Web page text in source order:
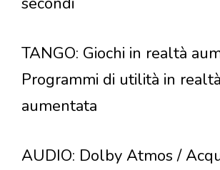
TANGO: Giochi in realtà
Programmi di utilità in realtà
aumentata
AUDIO: Dolby Atmos /